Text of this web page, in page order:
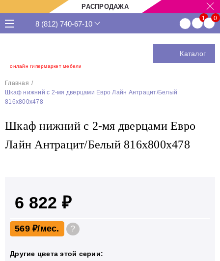
РАСПРОДАЖА
онлайн гипермаркет мебели
8 (812) 740-67-10
Каталог
Главная
Шкаф нижний с 2-мя дверцами Евро Лайн Антрацит/Белый
816х800х478
Шкаф нижний с 2-мя дверцами Евро
Лайн Антрацит/Белый 816х800х478
6 822 ₽
569 ₽ ?
Другие цвета этой серии: